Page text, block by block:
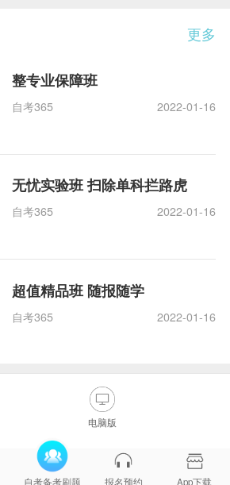
更多
整专业保障班
自考365 2022-01-16
无忧实验班 扫除单科拦路虎
自考365 2022-01-16
超值精品班 随报随学
自考365 2022-01-16
电脑版
自考备考刷题 报名预约 App下载